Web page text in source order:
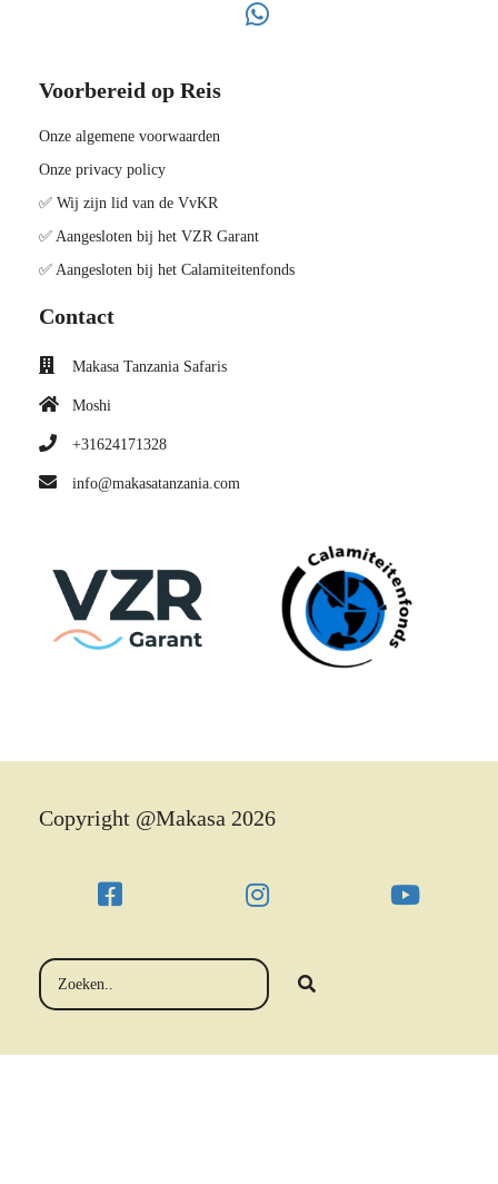
Voorbereid op Reis
Onze algemene voorwaarden
Onze privacy policy
✅ Wij zijn lid van de VvKR
✅ Aangesloten bij het VZR Garant
✅ Aangesloten bij het Calamiteitenfonds
Contact
Makasa Tanzania Safaris
Moshi
+31624171328
info@makasatanzania.com
Copyright @Makasa 2026